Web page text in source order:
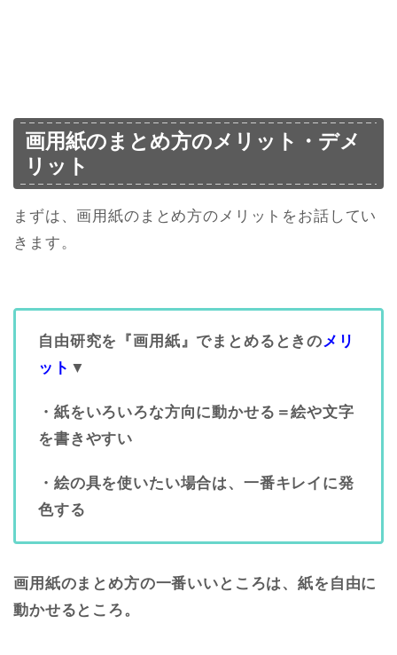
画用紙のまとめ方のメリット・デメ
リット
まずは、画用紙のまとめ方のメリットをお話してい
きます。
自由研究を『画用紙』でまとめるときのメリ
ット ▼
・紙をいろいろな方向に動かせる＝絵や文字
を書きやすい
・絵の具を使いたい場合は、一番キレイに発
色する
画用紙のまとめ方の一番いいところは、紙を自由に
動かせるところ。